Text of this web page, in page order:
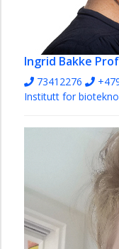
Ingrid Bakke
73412276
Institutt for